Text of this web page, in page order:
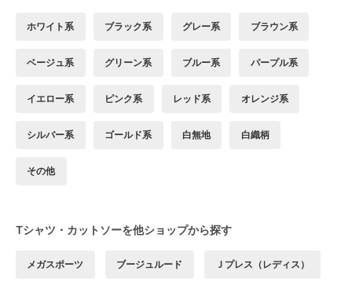
ホワイト系 ブラック系 グレー系 ブラウン系
ベージュ系 グリーン系 ブルー系 パープル系
イエロー系 ピンク系 レッド系 オレンジ系
シルバー系 ゴールド系 白無地 白織柄
その他
Tシャツ・カットソーを他ショップから探す
メガスポーツ ブージュルード Ｊプレス（レディス）